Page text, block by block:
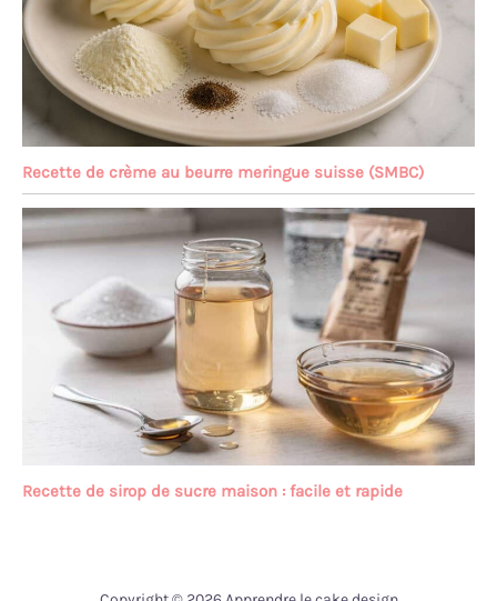
Recette de crème au beurre meringue suisse (SMBC)
Recette de sirop de sucre maison : facile et rapide